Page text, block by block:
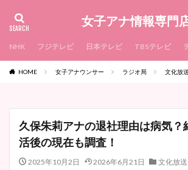
女子アナ情報専門
NHK フジテレビ 日本テレビ TBSテレビ
HOME 女子アナウンサー ラジオ局 文化放送
久保朱莉アナの退社理由は病気？
活後の現在も調査！
2025年10月2日 2026年6月21日 文化放送